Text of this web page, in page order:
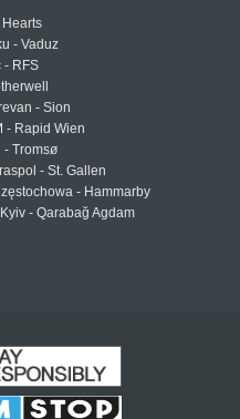
Hearts
- Vaduz
- RFS
- Sion
- Rapid Wien
- Tromsø
- St. Gallen
- Hammarby
- Qarabağ Agdam